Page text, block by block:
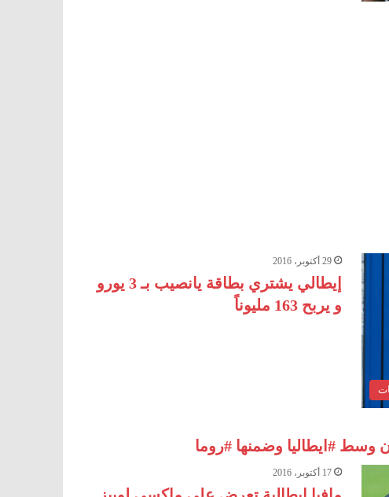
29 أكتوبر، 2016
إيطالي يشتري بطاقة يانصيب بـ 3 يورو
و يربح 163 مليوناً
#ايطاليا وضمنها #روما
17 أكتوبر، 2016